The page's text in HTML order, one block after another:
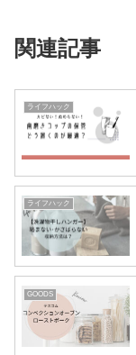
関連記事
ライフハック
ライフハック
GOODS